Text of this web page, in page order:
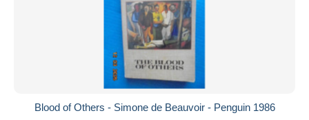
Blood of Others - Simone de Beauvoir - Penguin 1986